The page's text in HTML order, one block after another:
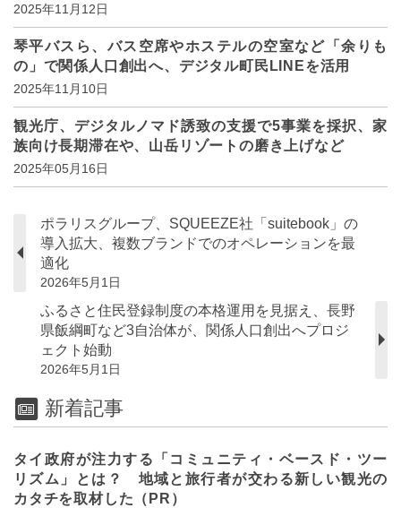
2025年11月12日
琴平バスら、バス空席やホステルの空室など「余りも
の」で関係人口創出へ、デジタル町民LINEを活用
2025年11月10日
観光庁、デジタルノマド誘致の支援で5事業を採択、家
族向け長期滞在や、山岳リゾートの磨き上げなど
2025年05月16日
ポラリスグループ、SQUEEZE社「suitebook」の
導入拡大、複数ブランドでのオペレーションを最
適化
2026年5月1日
ふるさと住民登録制度の本格運用を見据え、長野
県飯綱町など3自治体が、関係人口創出へプロジ
ェクト始動
2026年5月1日
新着記事
タイ政府が注力する「コミュニティ・ベースド・ツー
リズム」とは？ 地域と旅行者が交わる新しい観光の
カタチを取材した（PR）